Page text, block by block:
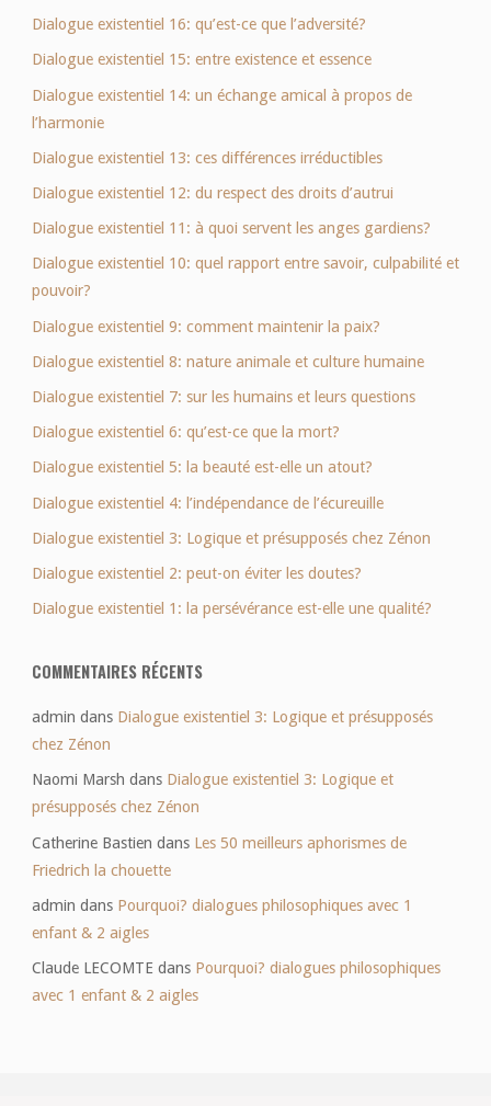
Dialogue existentiel 16: qu’est-ce que l’adversité?
Dialogue existentiel 15: entre existence et essence
Dialogue existentiel 14: un échange amical à propos de
l’harmonie
Dialogue existentiel 13: ces différences irréductibles
Dialogue existentiel 12: du respect des droits d’autrui
Dialogue existentiel 11: à quoi servent les anges gardiens?
Dialogue existentiel 10: quel rapport entre savoir, culpabilité et
pouvoir?
Dialogue existentiel 9: comment maintenir la paix?
Dialogue existentiel 8: nature animale et culture humaine
Dialogue existentiel 7: sur les humains et leurs questions
Dialogue existentiel 6: qu’est-ce que la mort?
Dialogue existentiel 5: la beauté est-elle un atout?
Dialogue existentiel 4: l’indépendance de l’écureuille
Dialogue existentiel 3: Logique et présupposés chez Zénon
Dialogue existentiel 2: peut-on éviter les doutes?
Dialogue existentiel 1: la persévérance est-elle une qualité?
COMMENTAIRES RÉCENTS
admin dans Dialogue existentiel 3: Logique et présupposés
chez Zénon
Naomi Marsh dans Dialogue existentiel 3: Logique et
présupposés chez Zénon
Catherine Bastien dans Les 50 meilleurs aphorismes de
Friedrich la chouette
admin dans Pourquoi? dialogues philosophiques avec 1
enfant & 2 aigles
Claude LECOMTE dans Pourquoi? dialogues philosophiques
avec 1 enfant & 2 aigles